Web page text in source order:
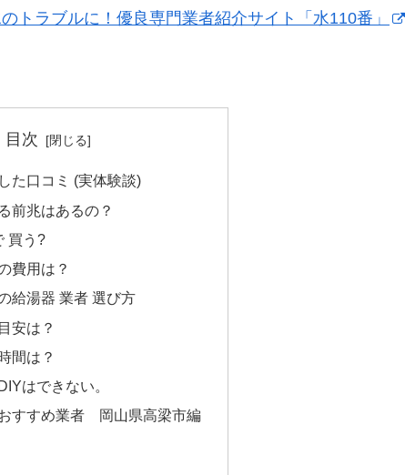
のトラブルに！優良専門業者紹介サイト「水110番」
目次
た口コミ (実体験談)
前兆はあるの？
買う?
費用は？
給湯器 業者 選び方
安は？
間は？
はできない。
すすめ業者 岡山県高梁市編